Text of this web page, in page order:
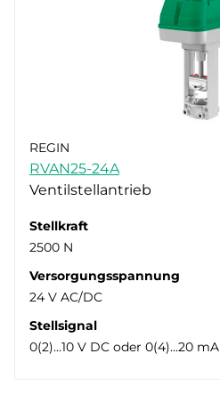
REGIN
RVAN25-24A
Ventilstellantrieb
Stellkraft
2500 N
Versorgungsspannung
24 V AC/DC
Stellsignal
0(2)...10 V DC oder 0(4)...20 mA